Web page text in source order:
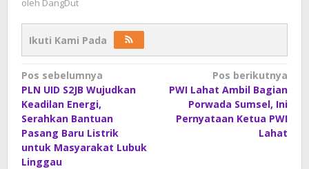
oleh DangDut
Ikuti Kami Pada
Navigasi
pos
Pos sebelumnya
PLN UID S2JB Wujudkan
Keadilan Energi,
Serahkan Bantuan
Pasang Baru Listrik
untuk Masyarakat Lubuk
Linggau
Pos berikutnya
PWI Lahat Ambil Bagian
Porwada Sumsel, Ini
Pernyataan Ketua PWI
Lahat